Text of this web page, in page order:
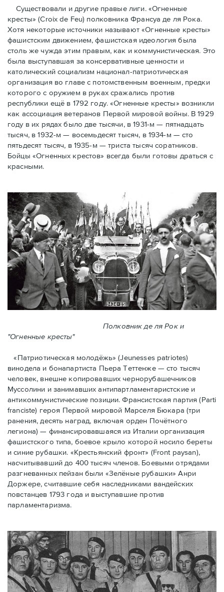
Существовали и другие правые лиги. «Огненные
кресты» (Croix de Feu) полковника Франсуа де ля Рока.
Хотя некоторые источники называют «Огненные крeсты»
фашистским движением, фашистская идеология была
столь же чужда этим правым, как и коммунистическая. Это
была выступавшая за консервативные ценности и
католический социализм национал-патриотическая
организация во главе с потомственным военным, предки
которого с оружием в руках сражались против
республики ещё в 1792 году. «Огненные кресты» возникли
как ассоциация ветеранов Первой мировой войны. В 1929
году в их рядах было две тысячи, в 1931-м — пятнадцать
тысяч, в 1932-м — восемьдесят тысяч, в 1934-м — сто
пятьдесят тысяч, в 1935-м — триста тысяч соратников.
Бойцы «Огненных крестов» всегда были готовы драться с
красными.
Полковник де ля Рок и
"Огненные кресты"
«Патриотическая молодёжь» (Jeunesses patriotes)
винодела и бонапартиста Пьера Тeттенже — cто тысяч
человек, внешне копировавших чернорубашечников
Муссолини и занимавших антипартламентаристские и
антикоммунистические позиции. Франсистская партия (Parti
franciste) героя Первой мировой Марселя Бюкара (три
ранения, десять наград, включая орден Почётного
легиона) — финансировавшаяся из Италии организация
фашистского типа, боевое крыло которой носило береты
и синие рубашки. «Крестьянский фронт» (Front paysan),
насчитывавший до 400 тысяч членов. Боевыми отрядами
разгневанных пейзан были «Зелёные рубашки» Анри
Доржере, считавшие себя наследниками вандейских
повстанцев 1793 года и выступавшие против
парламентаризма.